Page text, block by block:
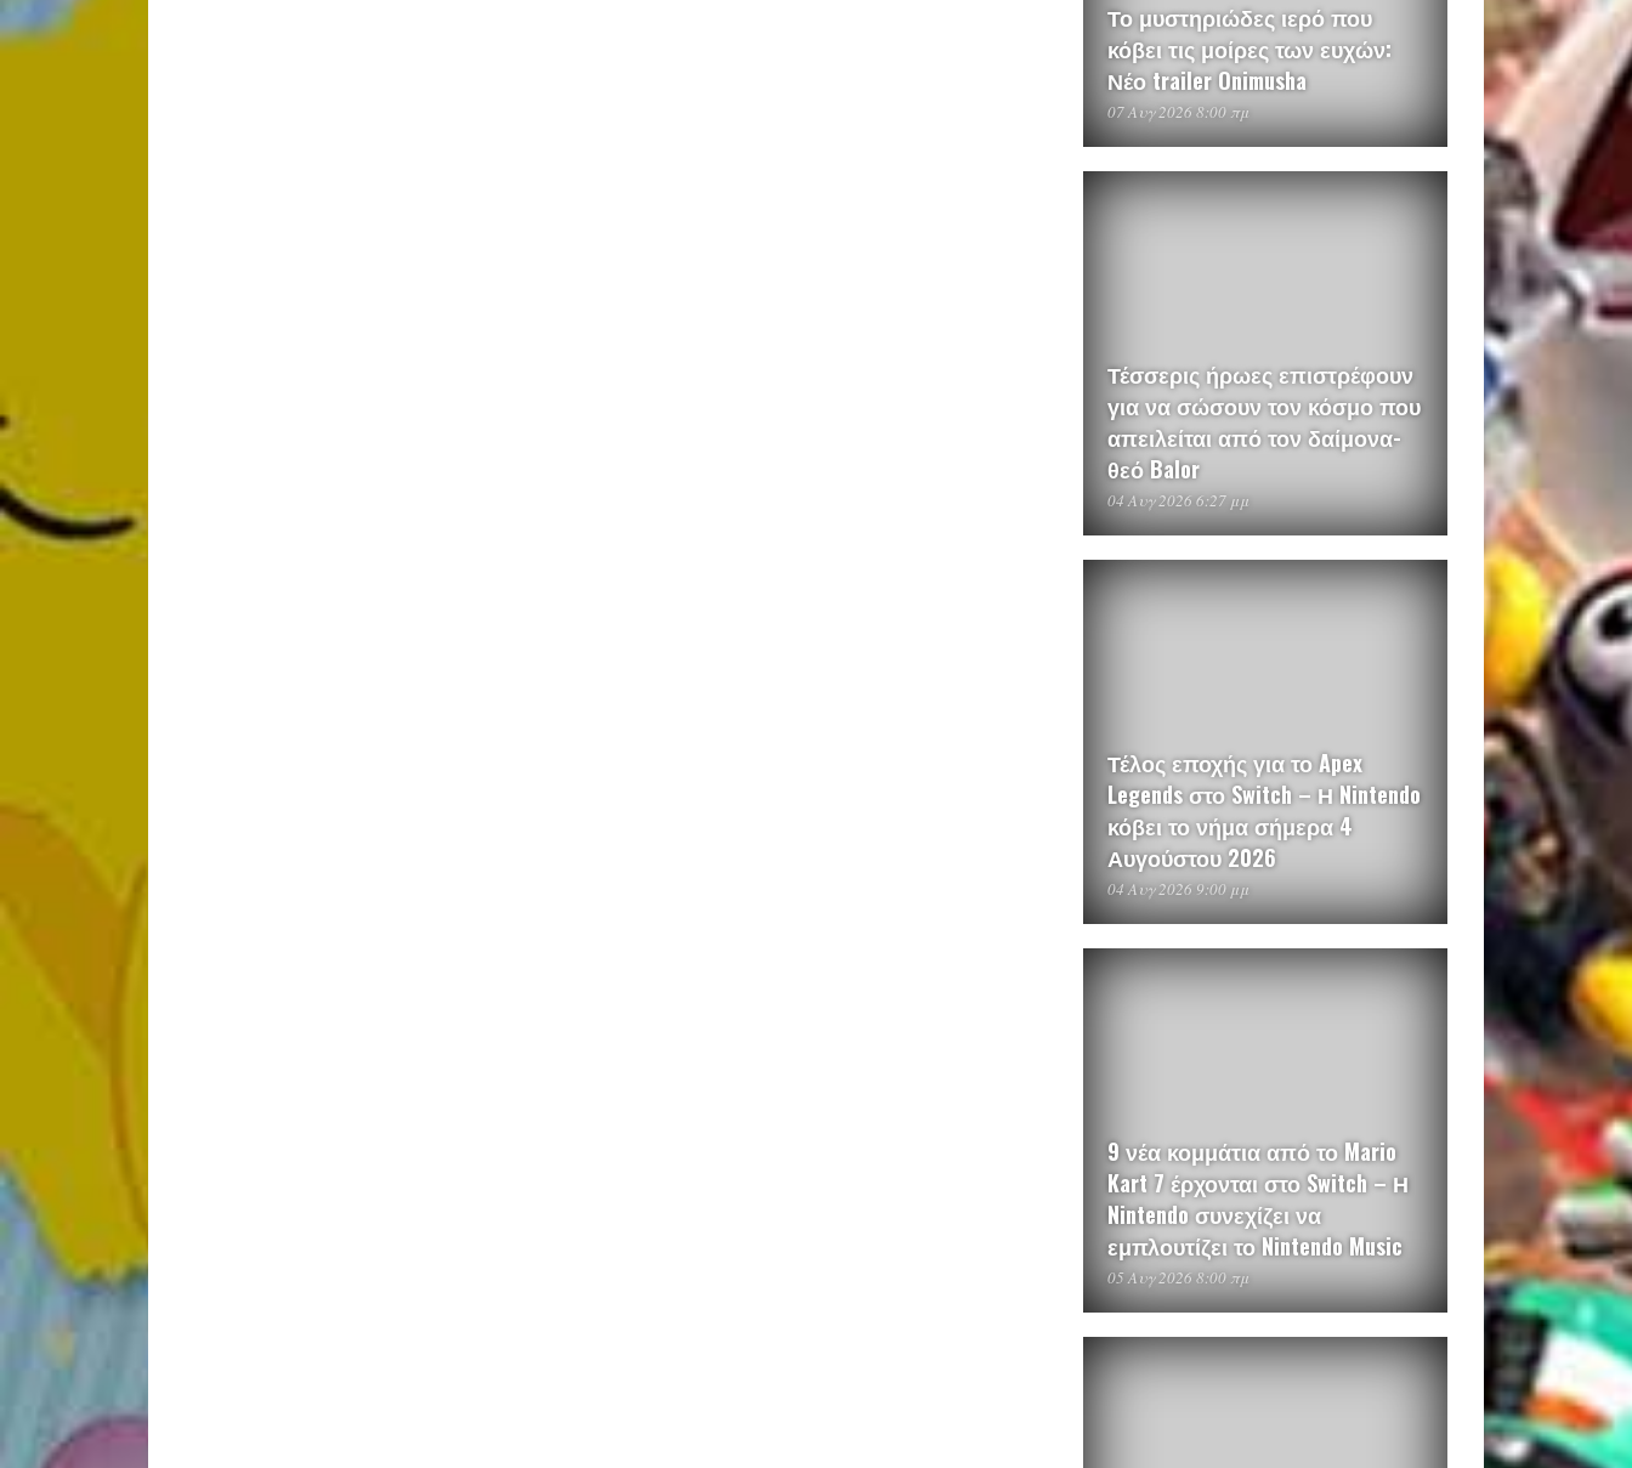
Το μυστηριώδες ιερό που
κόβει τις μοίρες των ευχών:
Νέο trailer Onimusha
07 Αυγ 2026 8:00 πμ
Τέσσερις ήρωες επιστρέφουν
για να σώσουν τον κόσμο που
απειλείται από τον δαίμονα-
θεό Balor
04 Αυγ 2026 6:27 μμ
Τέλος εποχής για το Apex
Legends στο Switch – Η Nintendo
κόβει το νήμα σήμερα 4
Αυγούστου 2026
04 Αυγ 2026 9:00 μμ
9 νέα κομμάτια από το Mario
Kart 7 έρχονται στο Switch – Η
Nintendo συνεχίζει να
εμπλουτίζει το Nintendo Music
05 Αυγ 2026 8:00 πμ